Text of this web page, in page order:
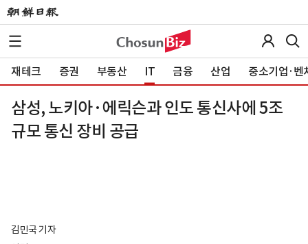
재테크 증권 부동산 IT 금융 산업 중소기업·벤
삼성, 노키아·에릭슨과 인도 통신사에 5조
규모 통신 장비 공급
김민국 기자